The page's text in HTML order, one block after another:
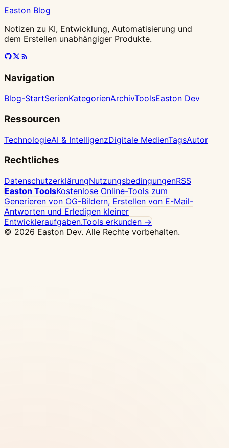
Easton Blog
Notizen zu KI, Entwicklung, Automatisierung und
dem Erstellen unabhängiger Produkte.
Navigation
Blog-StartSerienKategorienArchivToolsEaston Dev
Ressourcen
TechnologieAI & IntelligenzDigitale MedienTagsAutor
Rechtliches
DatenschutzerklärungNutzungsbedingungenRSS
Easton ToolsKostenlose Online-Tools zum
Generieren von OG-Bildern, Erstellen von E-Mail-
Antworten und Erledigen kleiner
Entwickleraufgaben.Tools erkunden →
© 2026 Easton Dev. Alle Rechte vorbehalten.